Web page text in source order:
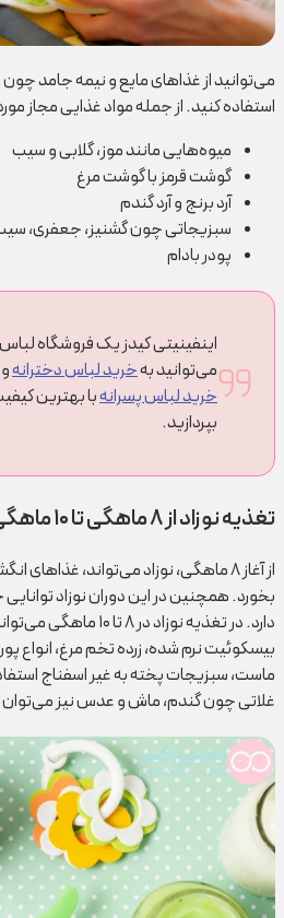
می‌توانید از غذاهای مایع و نیمه جامد
استفاده کنید. از جمله مواد غذایی مجاز مورد استفاده
میوه‌هایی مانند موز، گلابی و سیب
گوشت قرمز با گوشت مرغ
آرد برنج و آرد گندم
سبزیجاتی چون گشنیز، جعفری،
پودر بادام
اینفینیتی کیدز یک فروشگاه
می‌توانید بهخرید لباس دخترانه
خرید لباس پسرانهبا بهترین
بپردازید.
تغذیه نوزاد از ۸ ماهگی تا ۱۰ ماهگی
از آغاز ۸ ماهگی، نوزاد می‌تواند،
بخورد. همچنین در این دوران نوزاد
دارد. در تغذیه نوزاد در
بیسکوئیت نرم شده، زرده تخم مرغ، انواع
ماست، سبزیجات پخته به غیر اسفناج
غلاتی چون گندم، ماش و عدس نیز می‌توان